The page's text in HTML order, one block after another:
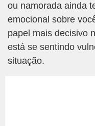
ou namorada ainda
emocional sobre
papel mais decisivo
está se sentindo
situação.